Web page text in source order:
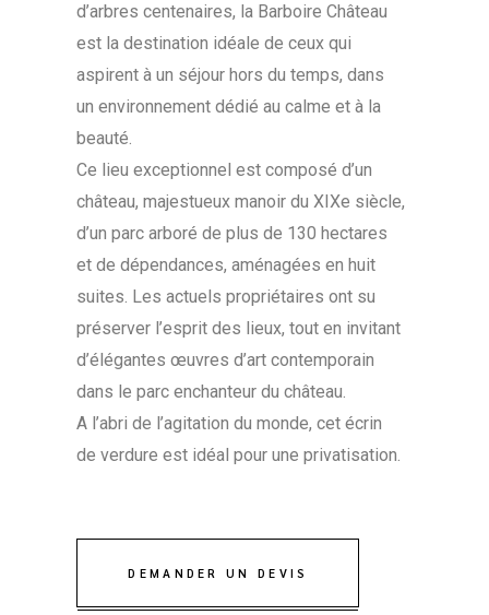
d’arbres centenaires, la Barboire Château
est la destination idéale de ceux qui
aspirent à un séjour hors du temps, dans
un environnement dédié au calme et à la
beauté.
Ce lieu exceptionnel est composé d’un
château, majestueux manoir du XIXe siècle,
d’un parc arboré de plus de 130 hectares
et de dépendances, aménagées en huit
suites. Les actuels propriétaires ont su
préserver l’esprit des lieux, tout en invitant
d’élégantes œuvres d’art contemporain
dans le parc enchanteur du château.
A l’abri de l’agitation du monde, cet écrin
de verdure est idéal pour une privatisation.
DEMANDER UN DEVIS